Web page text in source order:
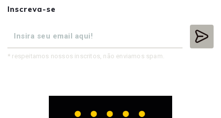
Inscreva-se
* respeitamos nossos inscritos, não enviamos spam.